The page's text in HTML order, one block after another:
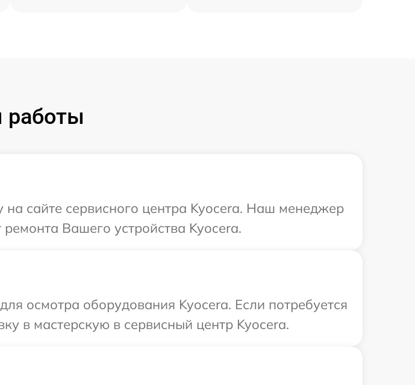
работы
сайте сервисного центра Kyocera. Наш менеджер
Вашего устройства Kyocera.
осмотра оборудования Kyocera. Если потребуется
в мастерскую в сервисный центр Kyocera.